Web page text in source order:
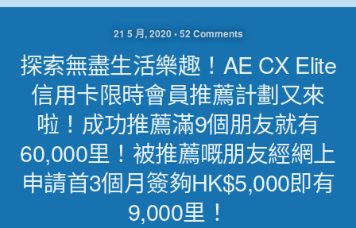
21 5 月, 2020 • 52 Comments
探索無盡生活樂趣！AE CX Elite
信用卡限時會員推薦計劃又來
啦！成功推薦滿9個朋友就有
60,000里！被推薦嘅朋友經網上
申請首3個月簽夠HK$5,000即有
9,000里！